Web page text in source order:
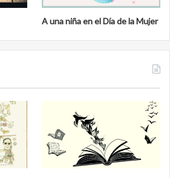
A una niña en el Día de la Mujer